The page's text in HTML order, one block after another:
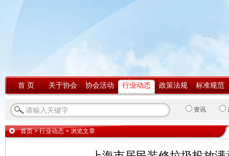
首 页 关于协会 协会活动 行业动态 政策法规 标准规范
资讯
首页>行业动态 > 浏览文章